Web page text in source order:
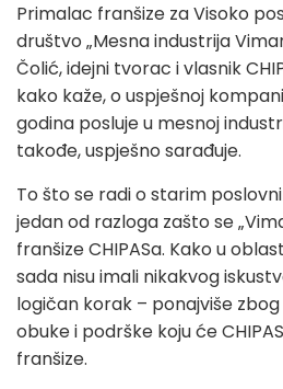
Primalac franšize za Visoko
društvo „Mesna industrija
Čolić, idejni tvorac i vlasnik
kako kaže, o uspješnoj
godina posluje u mesnoj
takođe, uspješno sarađuje.
To što se radi o starim
jedan od razloga zašto se
franšize CHIPASa. Kako u
sada nisu imali nikakvog
logičan korak – ponajviše
obuke i podrške koju će
franšize.